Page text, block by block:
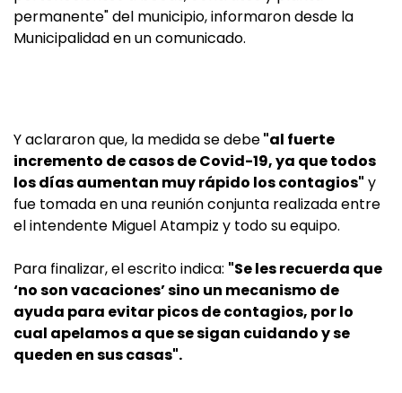
permanente" del municipio, informaron desde la
Municipalidad en un comunicado.
Y aclararon que, la medida se debe"al fuerte
incremento de casos de Covid-19, ya que todos
los días aumentan muy rápido los contagios" y
fue tomada en una reunión conjunta realizada entre
el intendente Miguel Atampiz y todo su equipo.
Para finalizar, el escrito indica: "Se les recuerda que
‘no son vacaciones’ sino un mecanismo de
ayuda para evitar picos de contagios, por lo
cual apelamos a que se sigan cuidando y se
queden en sus casas".